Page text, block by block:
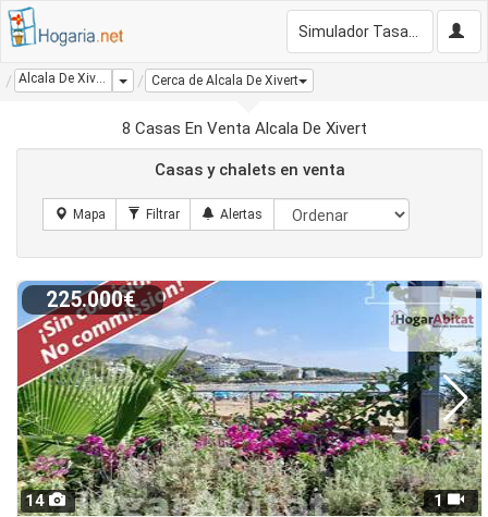
Alcala De Xivert Dropdown
Cerca de Alcala De Xivert
8 Casas En Venta Alcala De Xivert
Casas y chalets en venta
14 1
225.000€